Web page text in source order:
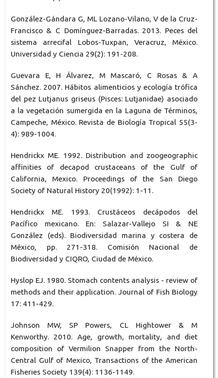
González-Gándara G, ML Lozano-Vilano, V de la Cruz-
Francisco & C Domínguez-Barradas. 2013. Peces del
sistema arrecifal Lobos-Tuxpan, Veracruz, México.
Universidad y Ciencia 29(2): 191-208.
Guevara E, H Álvarez, M Mascaró, C Rosas & A
Sánchez. 2007. Hábitos alimenticios y ecología trófica
del pez Lutjanus griseus (Pisces: Lutjanidae) asociado
a la vegetación sumergida en la Laguna de Términos,
Campeche, México. Revista de Biología Tropical 55(3-
4): 989-1004.
Hendrickx ME. 1992. Distribution and zoogeographic
affinities of decapod crustaceans of the Gulf of
California, Mexico. Proceedings of the San Diego
Society of Natural History 20(1992): 1-11.
Hendrickx ME. 1993. Crustáceos decápodos del
Pacífico mexicano. En: Salazar-Vallejo SI & NE
González (eds). Biodiversidad marina y costera de
México, pp. 271-318. Comisión Nacional de
Biodiversidad y CIQRO, Ciudad de México.
Hyslop EJ. 1980. Stomach contents analysis - review of
methods and their application. Journal of Fish Biology
17: 411-429.
Johnson MW, SP Powers, CL Hightower & M
Kenworthy. 2010. Age, growth, mortality, and diet
composition of Vermilion Snapper from the North-
Central Gulf of Mexico, Transactions of the American
Fisheries Society 139(4): 1136-1149.